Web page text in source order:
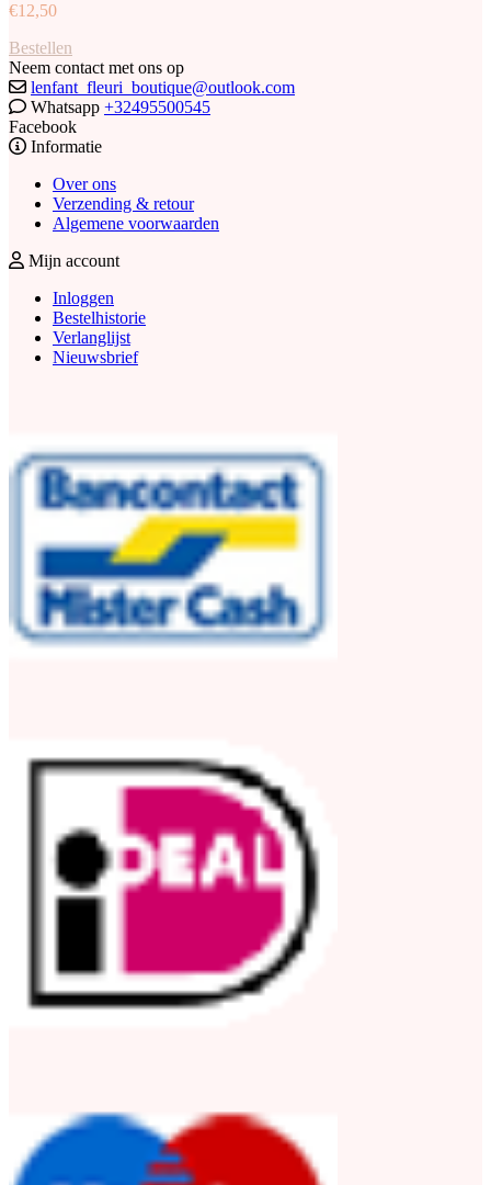
€12,50
Bestellen
Neem contact met ons op
lenfant_fleuri_boutique@outlook.com
Whatsapp +32495500545
Facebook
Informatie
Over ons
Verzending & retour
Algemene voorwaarden
Mijn account
Inloggen
Bestelhistorie
Verlanglijst
Nieuwsbrief